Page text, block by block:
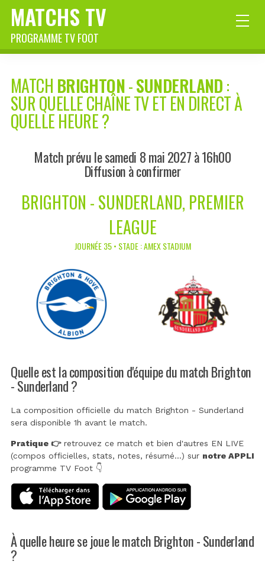
MATCHS TV
PROGRAMME TV FOOT
MATCH BRIGHTON-SUNDERLAND:
SUR QUELLE CHAÎNE TV ET EN DIRECT À
QUELLE HEURE ?
Match prévu le samedi 8 mai 2027 à 16h00
Diffusion à confirmer
BRIGHTON - SUNDERLAND, PREMIER
LEAGUE
JOURNÉE 35 • STADE : AMEX STADIUM
Quelle est la composition d'équipe du match Brighton
- Sunderland ?
La composition officielle du match Brighton - Sunderland
sera disponible 1h avant le match.
Pratique 👉retrouvez ce match et bien d'autres EN LIVE
(compos officielles, stats, notes, résumé...) sur notre APPLI
programme TV Foot 👇
À quelle heure se joue le match Brighton - Sunderland
?